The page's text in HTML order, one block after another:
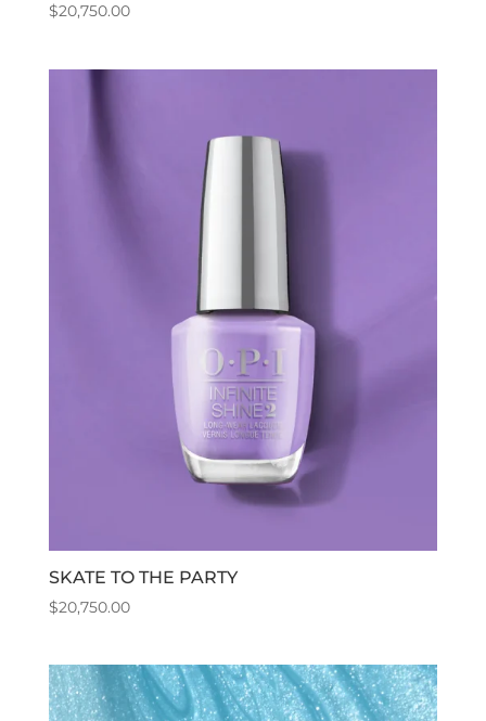
$20,750.00
SKATE TO THE PARTY
$20,750.00